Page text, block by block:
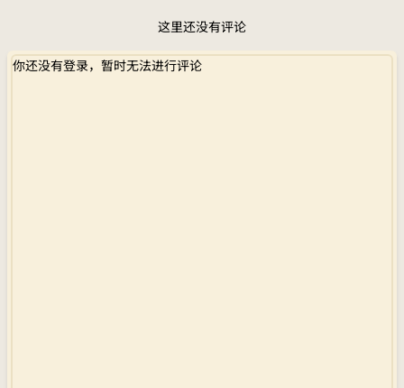
这里还没有评论
你还没有登录，暂时无法进行评论